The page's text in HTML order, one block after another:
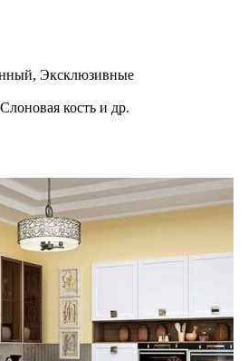
Эксклюзивные
кость и др.